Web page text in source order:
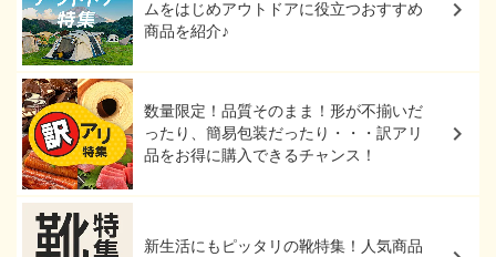
ムをはじめアウトドアに役立つおすすめ
商品を紹介♪
数量限定！品質そのまま！形が不揃いだ
ったり、簡易包装だったり・・・訳アリ
品をお得に購入できるチャンス！
新生活にもピッタリの靴特集！人気商品